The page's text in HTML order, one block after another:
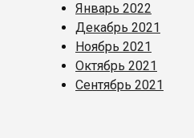
Январь 2022
Декабрь 2021
Ноябрь 2021
Октябрь 2021
Сентябрь 2021